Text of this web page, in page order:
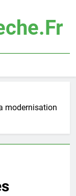
modernisation